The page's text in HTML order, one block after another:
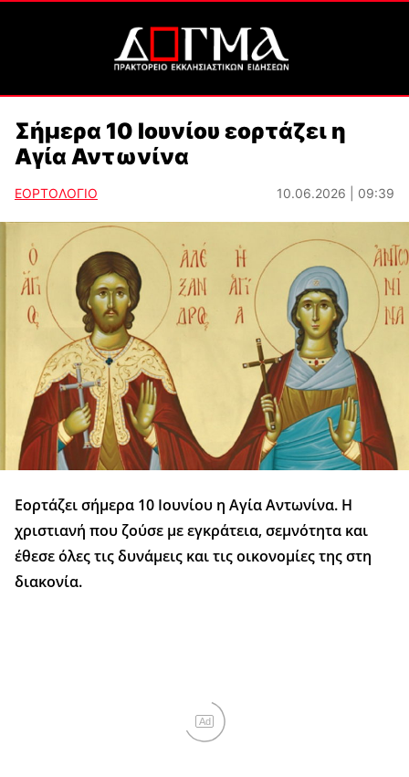
Σήμερα 10 Ιουνίου εορτάζει η
Αγία Αντωνίνα
ΕΟΡΤΟΛΟΓΙΟ 10.06.2026 | 09:39
Εορτάζει σήμερα 10 Ιουνίου η Αγία Αντωνίνα. Η
χριστιανή που ζούσε με εγκράτεια, σεμνότητα και
έθεσε όλες τις δυνάμεις και τις οικονομίες της στη
διακονία.
Ad